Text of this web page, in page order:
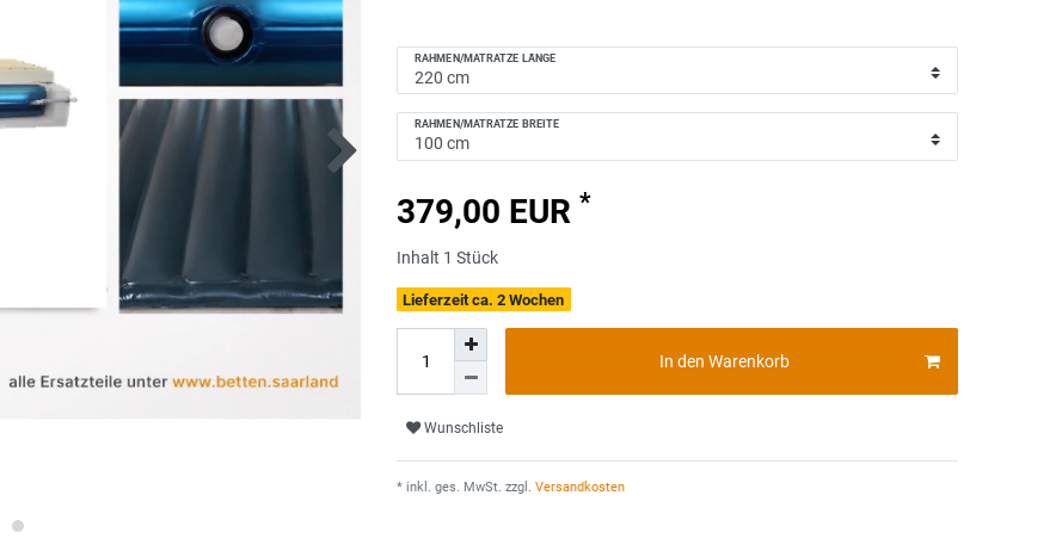
RAHMEN/MATRATZE LÄNGE
RAHMEN/MATRATZE BREITE
379,00 EUR *
Inhalt 1 Stück
Lieferzeit ca. 2 Wochen
In den Warenkorb
Wunschliste
* inkl. ges. MwSt. zzgl. Versandkosten